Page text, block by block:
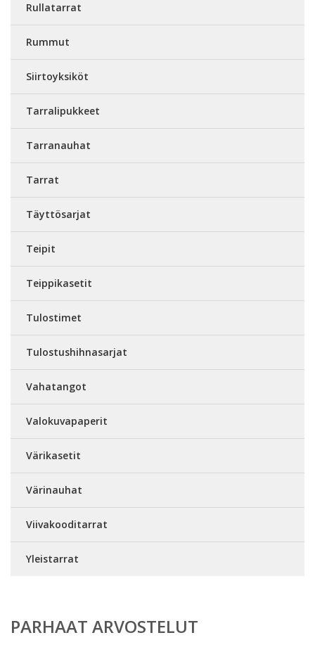
Rullatarrat
Rummut
Siirtoyksiköt
Tarralipukkeet
Tarranauhat
Tarrat
Täyttösarjat
Teipit
Teippikasetit
Tulostimet
Tulostushihnasarjat
Vahatangot
Valokuvapaperit
Värikasetit
Värinauhat
Viivakooditarrat
Yleistarrat
PARHAAT ARVOSTELUT